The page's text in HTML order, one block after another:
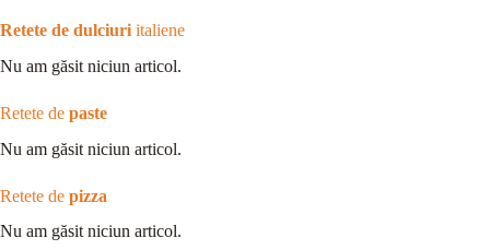
Retete de dulciuri italiene
Nu am găsit niciun articol.
Retete de paste
Nu am găsit niciun articol.
Retete de pizza
Nu am găsit niciun articol.